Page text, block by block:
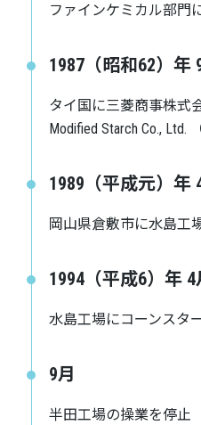
ファインケミカル部門
1987（昭和62）年
タイ国に三菱商事株式
Modified Starch Co., Ltd.
1989（平成元）年
岡山県倉敷市に水島工
1994（平成6）年 4
水島工場にコーンスタ
9月
半田工場の操業を停止